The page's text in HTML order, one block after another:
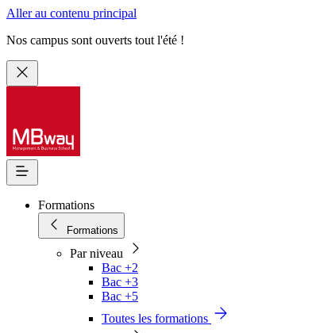
Aller au contenu principal
Nos campus sont ouverts tout l'été !
Formations
Formations
Par niveau
Bac +2
Bac +3
Bac +5
Toutes les formations